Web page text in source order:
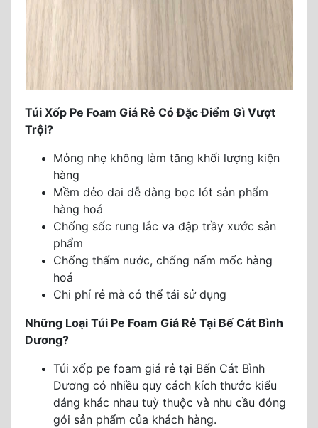
Túi Xốp Pe Foam Giá Rẻ Có Đặc Điểm Gì Vượt
Trội?
Mỏng nhẹ không làm tăng khối lượng kiện
hàng
Mềm dẻo dai dễ dàng bọc lót sản phẩm
hàng hoá
Chống sốc rung lắc va đập trầy xước sản
phẩm
Chống thấm nước, chống nấm mốc hàng
hoá
Chi phí rẻ mà có thể tái sử dụng
Những Loại Túi Pe Foam Giá Rẻ Tại Bế Cát Bình
Dương?
Túi xốp pe foam giá rẻ tại Bến Cát Bình
Dương có nhiều quy cách kích thước kiểu
dáng khác nhau tuỳ thuộc và nhu cầu đóng
gói sản phẩm của khách hàng.